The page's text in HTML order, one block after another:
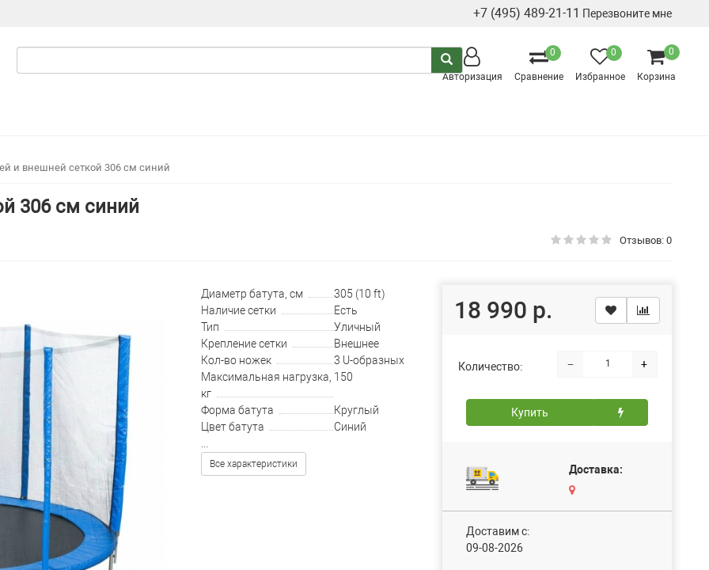
+7 (495) 489-21-11 Перезвоните мне
Авторизация
0
Сравнение
0
Избранное
0
Корзина
и внешней сеткой 306 см синий
306 см синий
Отзывов: 0
Диаметр батута, см
305 (10 ft)
Наличие сетки
Есть
Тип
Уличный
Крепление сетки
Внешнее
Кол-во ножек
3 U-образных
Максимальная нагрузка,
кг
150
Форма батута
Круглый
Цвет батута
Синий
Все характеристики
18 990 р.
Количество: − +
Купить
Доставка:
Доставим c:
09-08-2026